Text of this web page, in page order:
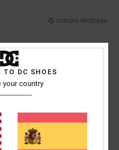
Compra verificada
precio: 5/5 Talla: Talla perfecta
/5
TO DC SHOES
your country